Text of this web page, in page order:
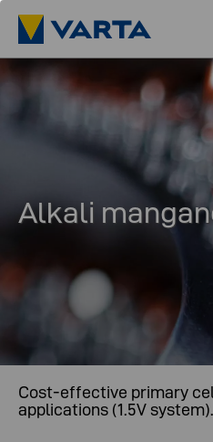
Alkali
Cost-effective primary
applications (1.5V system).